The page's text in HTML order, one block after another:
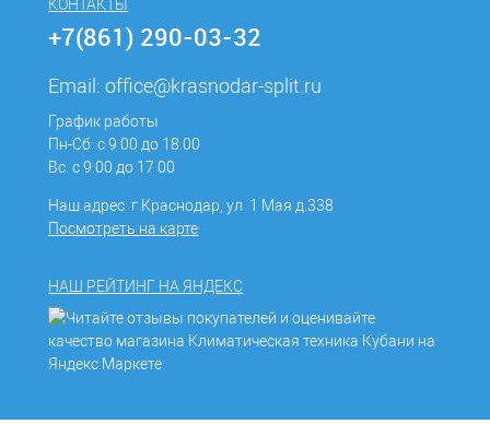
КОНТАКТЫ
+7(861) 290-03-32
Email:office@krasnodar-split.ru
График работы
Пн-Сб: с 9:00 до 18:00
Вс: с 9:00 до 17:00
Наш адрес: г.Краснодар, ул. 1 Мая д.338
Посмотреть на карте
НАШ РЕЙТИНГ НА ЯНДЕКС